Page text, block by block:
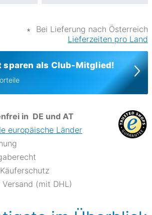
∗
Bei Lieferung nach Österreich
Lieferzeiten pro Land
sparen als Club-Mitglied!
in DE und AT
europäische Länder
(mit DHL)